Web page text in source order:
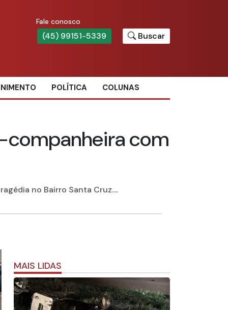
Fale conosco
(45) 99151-5339 Buscar
POLÍTICA COLUNAS
companheira com
no Bairro Santa Cruz....
MAIS LIDAS